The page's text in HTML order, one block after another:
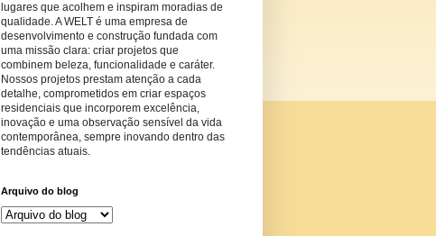
lugares que acolhem e inspiram moradias de
qualidade. A WELT é uma empresa de
desenvolvimento e construção fundada com
uma missão clara: criar projetos que
combinem beleza, funcionalidade e caráter.
Nossos projetos prestam atenção a cada
detalhe, comprometidos em criar espaços
residenciais que incorporem excelência,
inovação e uma observação sensível da vida
contemporânea, sempre inovando dentro das
tendências atuais.
Arquivo do blog